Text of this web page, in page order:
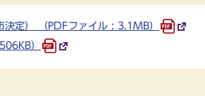
定） （PDFファイル : 3.1MB）
）